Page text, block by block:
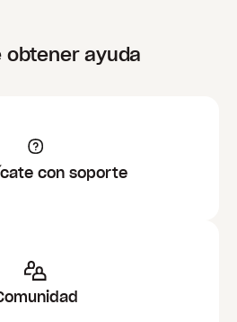
obtener ayuda
con soporte